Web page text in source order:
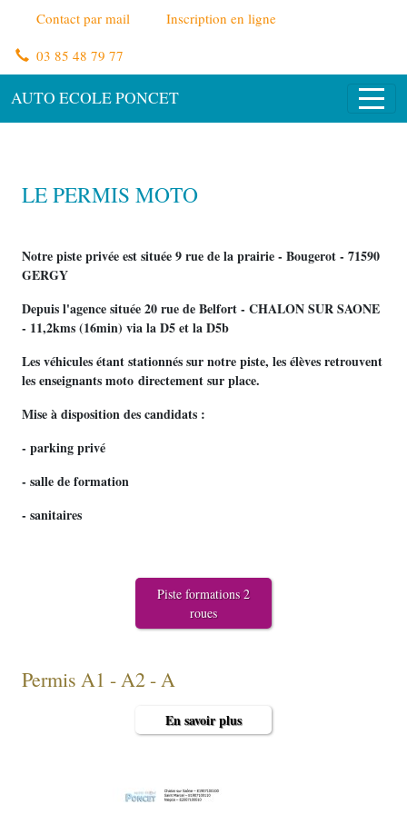
Contact par mail Inscription en ligne
03 85 48 79 77
AUTO ECOLE PONCET
LE PERMIS MOTO
Notre piste privée est située 9 rue de la prairie - Bougerot - 71590
GERGY
Depuis l'agence située 20 rue de Belfort - CHALON SUR SAONE
- 11,2kms (16min) via la D5 et la D5b
Les véhicules étant stationnés sur notre piste, les élèves retrouvent
les enseignants moto directement sur place.
Mise à disposition des candidats :
- parking privé
- salle de formation
- sanitaires
Piste formations 2
roues
Permis A1 - A2 - A
En savoir plus